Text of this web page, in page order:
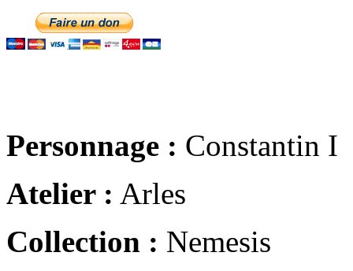
Personnage : Constantin I
Atelier : Arles
Collection : Nemesis